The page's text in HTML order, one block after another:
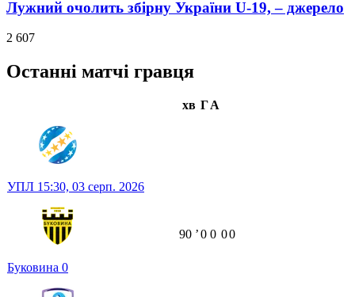
Лужний очолить збірну України U-19, – джерело
2 607
Останні матчі гравця
хв ГА
УПЛ 15:30, 03 серп. 2026
Буковина 0
90 ʼ0 0 00